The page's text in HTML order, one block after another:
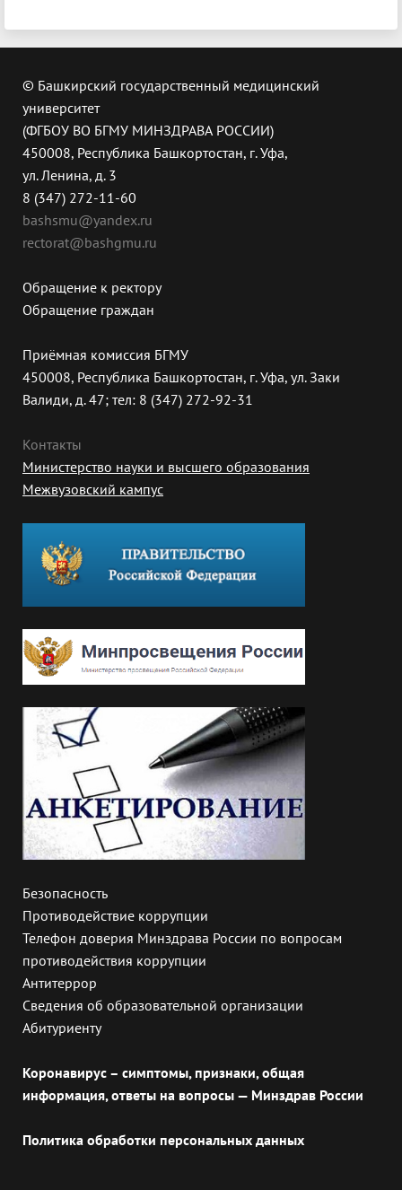
© Башкирский государственный медицинский
университет
(ФГБОУ ВО БГМУ МИНЗДРАВА РОССИИ)
450008, Республика Башкортостан, г. Уфа,
ул. Ленина, д. 3
8 (347) 272-11-60
bashsmu@yandex.ru
rectorat@bashgmu.ru
Обращение к ректору
Обращение граждан
Приёмная комиссия БГМУ
450008, Республика Башкортостан, г. Уфа, ул. Заки
Валиди, д. 47; тел: 8 (347) 272-92-31
Контакты
Министерство науки и высшего образования
Межвузовский кампус
Безопасность
Противодействие коррупции
Телефон доверия Минздрава России по вопросам
противодействия коррупции
Антитеррор
Сведения об образовательной организации
Абитуриенту
Коронавирус – симптомы, признаки, общая
информация, ответы на вопросы — Минздрав России
Политика обработки персональных данных